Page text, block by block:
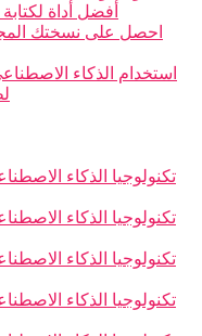
أفضل أداة
احصل على نسختك
استخدام الذكاء
تكنولوجيا الذكاء
تكنولوجيا الذكاء
تكنولوجيا الذكاء
تكنولوجيا الذكاء